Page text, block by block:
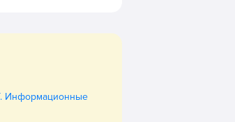
Информационные